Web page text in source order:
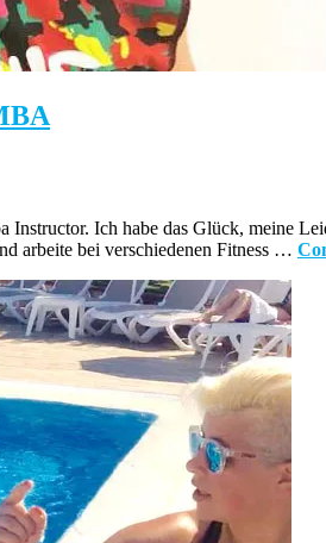
Ich habe das Glück, meine
arbeite bei verschiedenen Fitness …